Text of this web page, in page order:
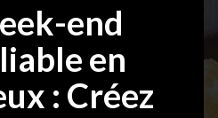
end
en
: Créez